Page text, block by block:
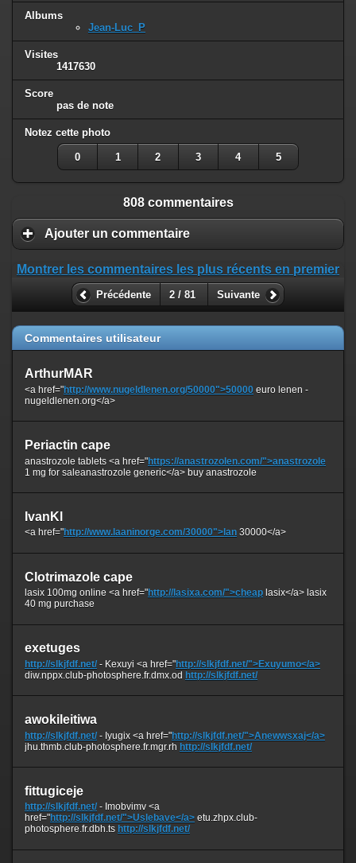
Albums
Jean-Luc_P
Visites
1417630
Score
pas de note
Notez cette photo
0 1 2 3 4 5
808 commentaires
Ajouter un commentaire
Montrer les commentaires les plus récents en premier
Précédente 2 / 81 Suivante
Commentaires utilisateur
ArthurMAR
<a href="http://www.nugeldlenen.org/50000">50000 euro lenen -
nugeldlenen.org</a>
Periactin cape
anastrozole tablets <a href="https://anastrozolen.com/">anastrozole
1 mg for saleanastrozole generic</a> buy anastrozole
IvanKl
<a href="http://www.laaninorge.com/30000">lan 30000</a>
Clotrimazole cape
lasix 100mg online <a href="http://lasixa.com/">cheap lasix</a> lasix
40 mg purchase
exetuges
http://slkjfdf.net/ - Kexuyi <a href="http://slkjfdf.net/">Exuyumo</a>
diw.nppx.club-photosphere.fr.dmx.od http://slkjfdf.net/
awokileitiwa
http://slkjfdf.net/ - Iyugix <a href="http://slkjfdf.net/">Anewwsxaj</a>
jhu.thmb.club-photosphere.fr.mgr.rh http://slkjfdf.net/
fittugiceje
http://slkjfdf.net/ - Imobvimv <a
href="http://slkjfdf.net/">Uslebave</a> etu.zhpx.club-
photosphere.fr.dbh.ts http://slkjfdf.net/